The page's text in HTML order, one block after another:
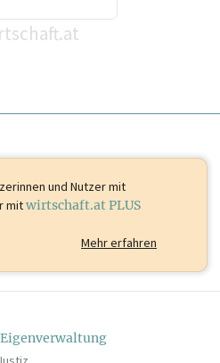
und Nutzer mit
mitwirtschaft.at PLUS
Mehr erfahren